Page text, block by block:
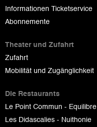
Informationen Ticketservice
Abonnemente
Theater und Zufahrt
Zufahrt
Mobilität und Zugänglichkeit
Die Restaurants
Le Point Commun - Equilibre
Les Didascalies - Nuithonie